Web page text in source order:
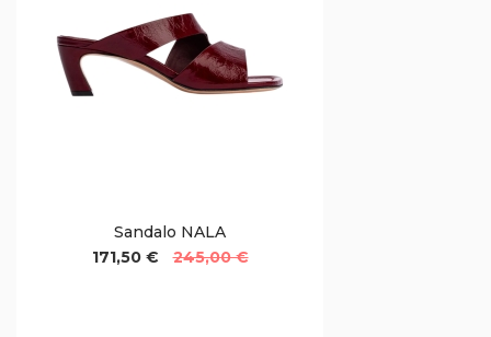
Sandalo NALA
171,50 €
245,00 €